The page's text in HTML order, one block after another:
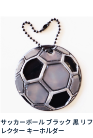
サッカーボール ブラック 黒 リフ
レクター キーホルダー